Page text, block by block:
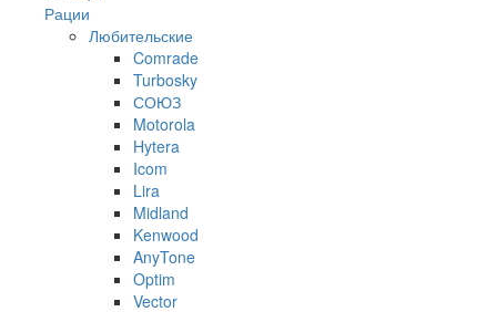
Рации
Любительские
Comrade
Turbosky
СОЮЗ
Motorola
Hytera
Icom
Lira
Midland
Kenwood
AnyTone
Optim
Vector